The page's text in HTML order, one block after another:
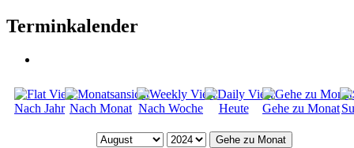
Terminkalender
Nach Jahr Nach Monat Nach Woche Heute Gehe zu Monat
Gehe zu Monat